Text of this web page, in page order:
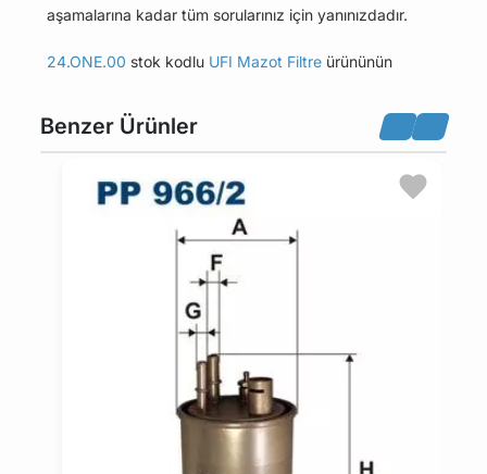
aşamalarına kadar tüm sorularınız için yanınızdadır.
24.ONE.00 stok kodlu UFI Mazot Filtre ürününün
sekmesinde bulabilirsiniz.
Bu üründen en fazla 5 adet sipariş verilebilir. 5
adedin üzerindeki siparişleri iptal etme hakkı
maviparca.com tarafından saklı tutulmaktadır.
Belirlenen bu limit kurumsal siparişlerde geçerli
değildir. Kurumsal siparişler için farklı limitler ve
özel teklifler sunulabilmektedir.
14 gün içinde ücretsiz iade. Detaylı bilgi için
Benzer Ürünler